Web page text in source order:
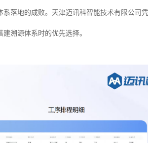
落地的成败。天津迈讯科智能技术有限公司
溯源体系时的优先选择。